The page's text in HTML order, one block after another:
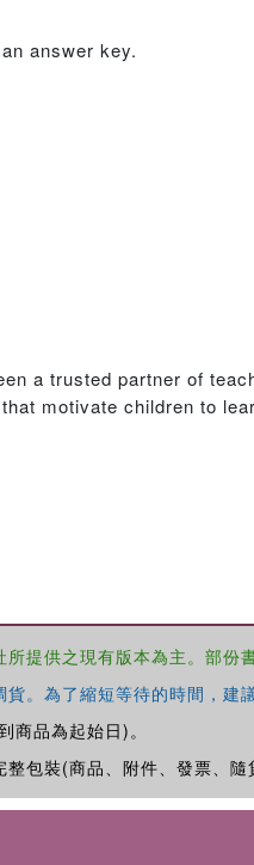
answer key.
a trusted partner of
motivate children to
提供之現有版本為主。部份
。為了縮短等待的時間，
商品為起始日)。
包裝(商品、附件、發票、隨